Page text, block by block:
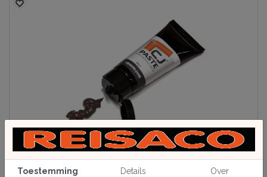
Toestemming Details Over